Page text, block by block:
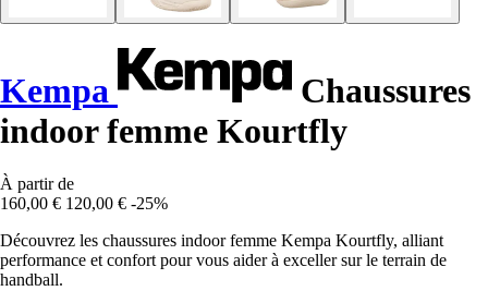
Kempa
Chaussures
indoor femme Kourtfly
À partir de
160,00 € 120,00 € -25%
Découvrez les chaussures indoor femme Kempa Kourtfly, alliant
performance et confort pour vous aider à exceller sur le terrain de
handball.